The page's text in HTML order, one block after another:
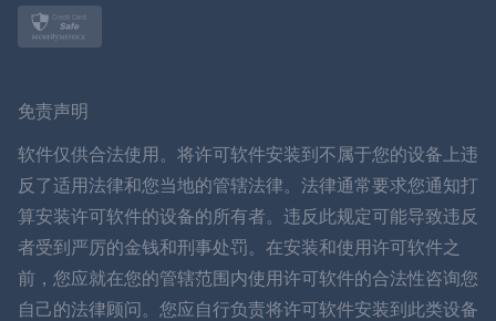
ภาษาไทย
简体中文
丹麦语
हिंदी
免责声明
软件仅供合法使用。将许可软件安装到不属于您的设备上违
反了适用法律和您当地的管辖法律。法律通常要求您通知打
算安装许可软件的设备的所有者。违反此规定可能导致违反
者受到严厉的金钱和刑事处罚。在安装和使用许可软件之
前，您应就在您的管辖范围内使用许可软件的合法性咨询您
自己的法律顾问。您应自行负责将许可软件安装到此类设备